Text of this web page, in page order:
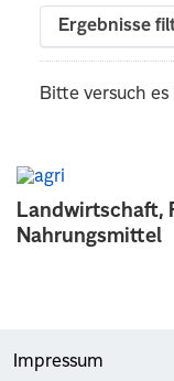
Landwirtschaft,
Nahrungsmittel
Ergebnisse
Bitte versuch
Impressum